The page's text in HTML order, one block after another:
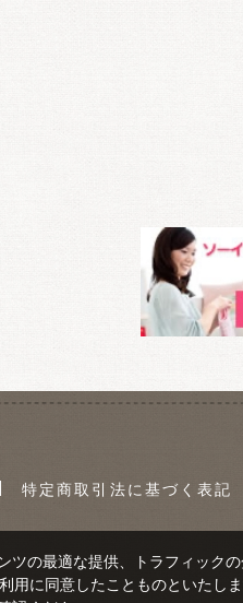
特定商取引法に基づく表記
の最適な提供、トラフィック
用に同意したことものといたし